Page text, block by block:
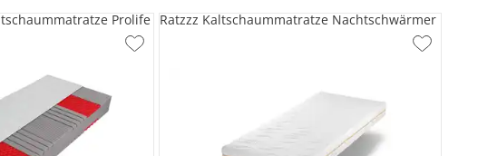
Prolife Ratzzz Kaltschaummatratze Nachtschwärmer